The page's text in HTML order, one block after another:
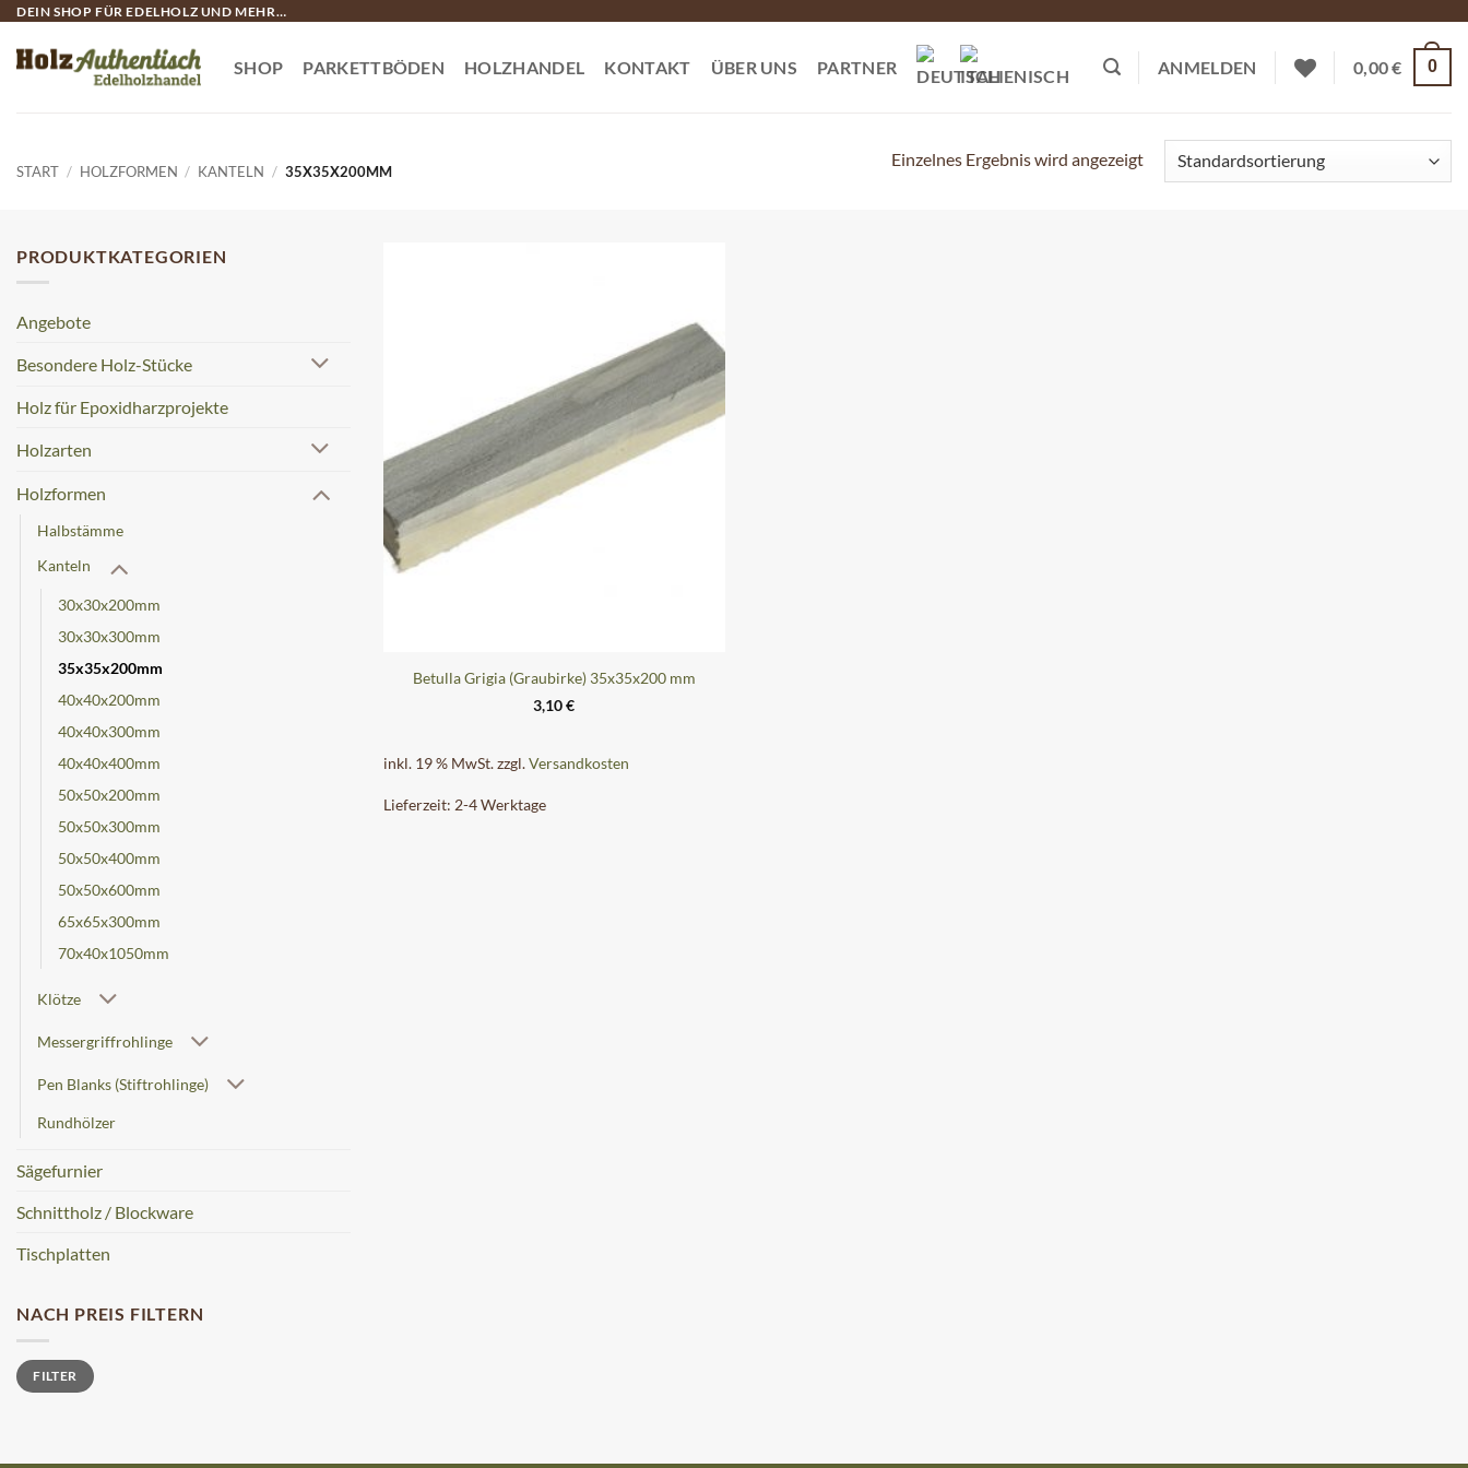
Zum
springen
DEIN SHOP FÜR EDELHOLZ UND MEHR…
SHOP PARKETTBÖDEN HOLZHANDEL KONTAKT ÜBER UNS PARTNER ANMELDEN 0,00€ 0
START / HOLZFORMEN / KANTELN / 35X35X200MM
Einzelnes Ergebnis wird angezeigt
PRODUKTKATEGORIEN
Angebote
Besondere Holz-Stücke
Holz für Epoxidharzprojekte
Holzarten
Holzformen
Halbstämme
Kanteln
30x30x200mm
30x30x300mm
35x35x200mm
40x40x200mm
40x40x300mm
40x40x400mm
50x50x200mm
50x50x300mm
50x50x400mm
50x50x600mm
65x65x300mm
70x40x1050mm
Klötze
Messergriffrohlinge
Pen Blanks (Stiftrohlinge)
Rundhölzer
Sägefurnier
Schnittholz / Blockware
Tischplatten
NACH PREIS FILTERN
Min.
Preis
Max.
PreisFILTER
Betulla Grigia (Graubirke) 35x35x200 mm
3,10€
inkl. 19 % MwSt.zzgl.Versandkosten
Lieferzeit: 2-4 Werktage